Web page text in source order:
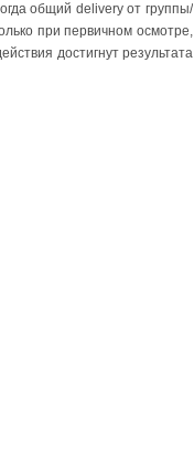
общий delivery от группы/
при первичном осмотре,
достигнут результата